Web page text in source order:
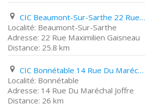
CIC Beaumont-Sur-Sarthe 22 Rue Maximilien Gaisneau
Beaumont-Sur-Sarthe
22 Rue Maximilien Gaisneau
25.8 km
CIC Bonnétable 14 Rue Du Maréchal Joffre
Bonnétable
14 Rue Du Maréchal Joffre
26 km